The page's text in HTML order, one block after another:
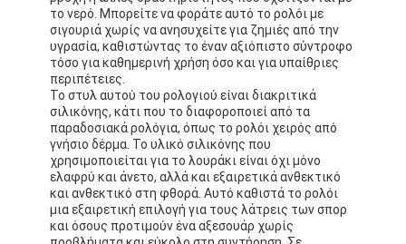
το νερό. Μπορείτε να φοράτε αυτό το ρολόι με
σιγουριά χωρίς να ανησυχείτε για ζημιές από την
υγρασία, καθιστώντας το έναν αξιόπιστο σύντροφο
τόσο για καθημερινή χρήση όσο και για υπαίθριες
περιπέτειες.
Το στυλ αυτού του ρολογιού είναι διακριτικά
σιλικόνης, κάτι που το διαφοροποιεί από τα
παραδοσιακά ρολόγια, όπως το ρολόι χειρός από
γνήσιο δέρμα. Το υλικό σιλικόνης που
χρησιμοποιείται για το λουράκι είναι όχι μόνο
ελαφρύ και άνετο, αλλά και εξαιρετικά ανθεκτικό
και ανθεκτικό στη φθορά. Αυτό καθιστά το ρολόι
μια εξαιρετική επιλογή για τους λάτρεις των σπορ
και όσους προτιμούν ένα αξεσουάρ χωρίς